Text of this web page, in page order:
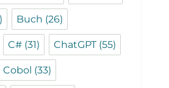
Buch (26)
C# (31) ChatGPT(55)
Cobol (33)